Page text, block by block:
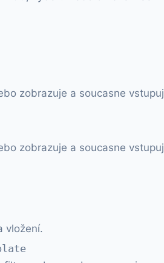
zobrazuje a soucasne
zobrazuje a soucasne
vložení.